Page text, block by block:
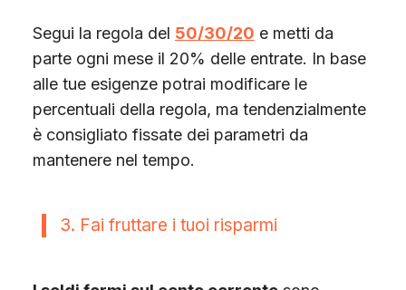
Segui la regola del 50/30/20 e metti da
parte ogni mese il 20% delle entrate. In base
alle tue esigenze potrai modificare le
percentuali della regola, ma tendenzialmente
è consigliato fissate dei parametri da
mantenere nel tempo.
3. Fai fruttare i tuoi risparmi